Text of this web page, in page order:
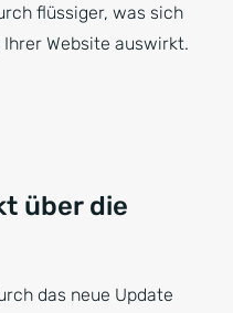
flüssiger, was sich
Website auswirkt.
über die
das neue Update